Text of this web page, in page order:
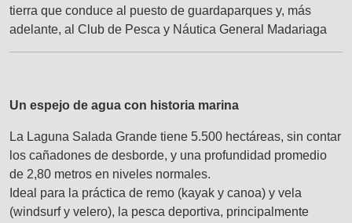
tierra que conduce al puesto de guardaparques y, más
adelante, al Club de Pesca y Náutica General Madariaga
Un espejo de agua con historia marina
La Laguna Salada Grande tiene 5.500 hectáreas, sin contar
los cañadones de desborde, y una profundidad promedio
de 2,80 metros en niveles normales.
Ideal para la práctica de remo (kayak y canoa) y vela
(windsurf y velero), la pesca deportiva, principalmente